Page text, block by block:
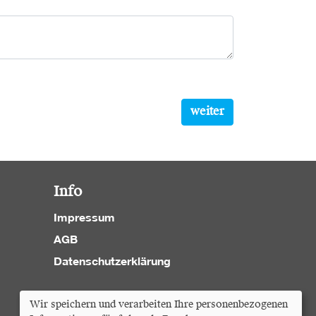
weiter
Info
Impressum
AGB
Datenschutzerklärung
Cookie Einstellungen
Wir speichern und verarbeiten Ihre personenbezogenen